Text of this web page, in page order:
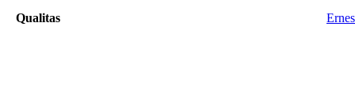
Qualitas